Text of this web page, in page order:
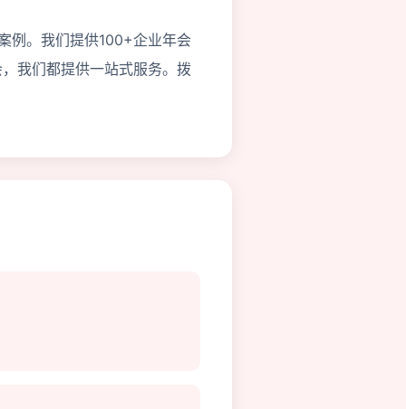
例。我们提供100+企业年会
我们都提供一站式服务。拨